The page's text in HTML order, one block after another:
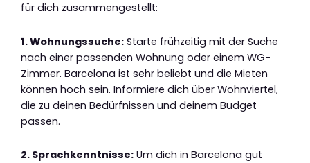
für dich zusammengestellt:
1. Wohnungssuche: Starte frühzeitig mit der Suche
nach einer passenden Wohnung oder einem WG-
Zimmer. Barcelona ist sehr beliebt und die Mieten
können hoch sein. Informiere dich über Wohnviertel,
die zu deinen Bedürfnissen und deinem Budget
passen.
2. Sprachkenntnisse: Um dich in Barcelona gut